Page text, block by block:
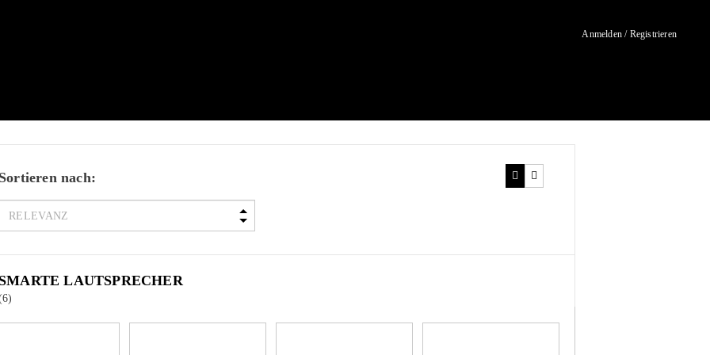
Anmelden / Registrieren
Sortieren nach:
SMARTE LAUTSPRECHER